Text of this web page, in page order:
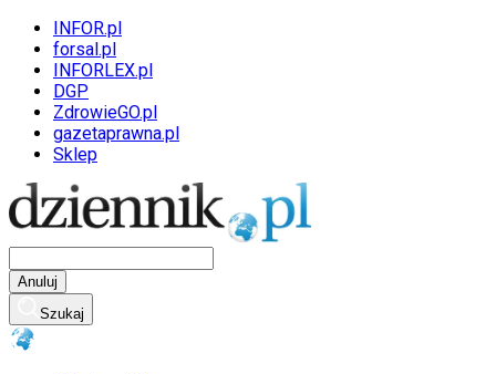
INFOR.pl
forsal.pl
INFORLEX.pl
DGP
ZdrowieGO.pl
gazetaprawna.pl
Sklep
Anuluj
Szukaj